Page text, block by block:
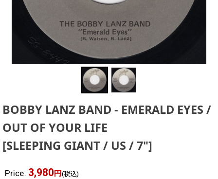
BOBBY LANZ BAND - EMERALD EYES /
OUT OF YOUR LIFE
[SLEEPING GIANT / US / 7"]
Price: 3,980 円 (税込)